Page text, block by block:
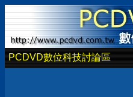
PCDVD數位科技討論區